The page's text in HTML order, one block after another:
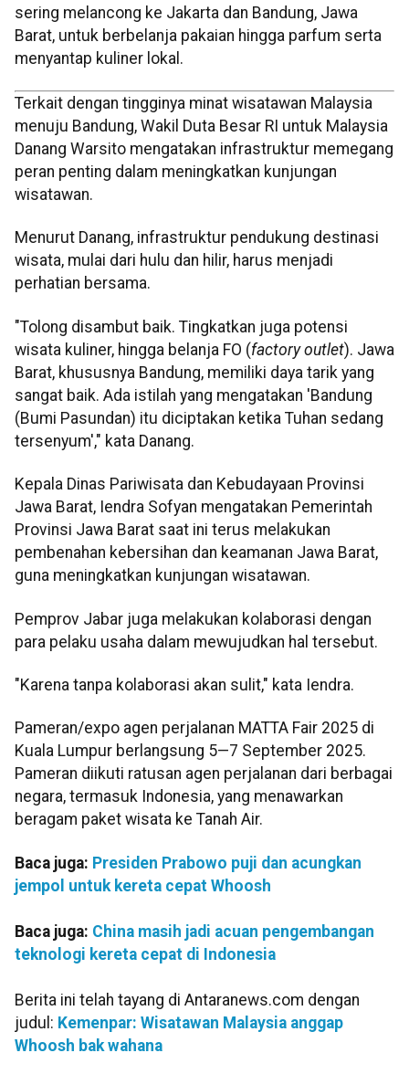
sering melancong ke Jakarta dan Bandung, Jawa
Barat, untuk berbelanja pakaian hingga parfum serta
menyantap kuliner lokal.
Terkait dengan tingginya minat wisatawan Malaysia
menuju Bandung, Wakil Duta Besar RI untuk Malaysia
Danang Warsito mengatakan infrastruktur memegang
peran penting dalam meningkatkan kunjungan
wisatawan.
Menurut Danang, infrastruktur pendukung destinasi
wisata, mulai dari hulu dan hilir, harus menjadi
perhatian bersama.
"Tolong disambut baik. Tingkatkan juga potensi
wisata kuliner, hingga belanja FO (factory outlet). Jawa
Barat, khususnya Bandung, memiliki daya tarik yang
sangat baik. Ada istilah yang mengatakan 'Bandung
(Bumi Pasundan) itu diciptakan ketika Tuhan sedang
tersenyum'," kata Danang.
Kepala Dinas Pariwisata dan Kebudayaan Provinsi
Jawa Barat, Iendra Sofyan mengatakan Pemerintah
Provinsi Jawa Barat saat ini terus melakukan
pembenahan kebersihan dan keamanan Jawa Barat,
guna meningkatkan kunjungan wisatawan.
Pemprov Jabar juga melakukan kolaborasi dengan
para pelaku usaha dalam mewujudkan hal tersebut.
"Karena tanpa kolaborasi akan sulit," kata Iendra.
Pameran/expo agen perjalanan MATTA Fair 2025 di
Kuala Lumpur berlangsung 5—7 September 2025.
Pameran diikuti ratusan agen perjalanan dari berbagai
negara, termasuk Indonesia, yang menawarkan
beragam paket wisata ke Tanah Air.
Baca juga: Presiden Prabowo puji dan acungkan
jempol untuk kereta cepat Whoosh
Baca juga: China masih jadi acuan pengembangan
teknologi kereta cepat di Indonesia
Berita ini telah tayang di Antaranews.com dengan
judul: Kemenpar: Wisatawan Malaysia anggap
Whoosh bak wahana